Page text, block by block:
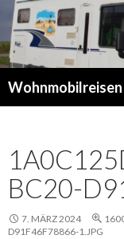
Wohnmobilreisen
BC20-
7. MÄRZ 2024
D91F46F78866-1.JPG